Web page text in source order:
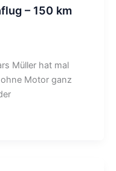
– 150 km
Müller hat mal
Motor ganz